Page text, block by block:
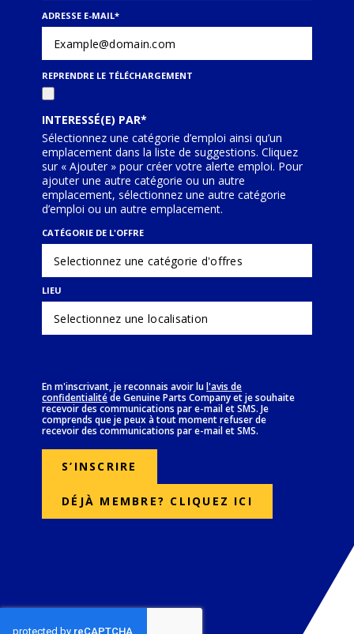
ADRESSE E-MAIL*
REPRENDRE LE TÉLÉCHARGEMENT
INTERESSÉ(E) PAR
Sélectionnez une catégorie d’emploi ainsi qu’un
emplacement dans la liste de suggestions. Cliquez
sur « Ajouter » pour créer votre alerte emploi. Pour
ajouter une autre catégorie ou un autre
emplacement, sélectionnez une autre catégorie
d’emploi ou un autre emplacement.
CATÉGORIE DE L'OFFRE
LIEU
En m'inscrivant, je reconnais avoir lul'avis de
confidentialité
(Opens in new window)
de Genuine Parts Company et je souhaite
recevoir des communications par e-mail et SMS. Je
comprends que je peux à tout moment refuser de
recevoir des communications par e-mail et SMS.
S’INSCRIRE
DÉJÀ MEMBRE? CLIQUEZ ICI